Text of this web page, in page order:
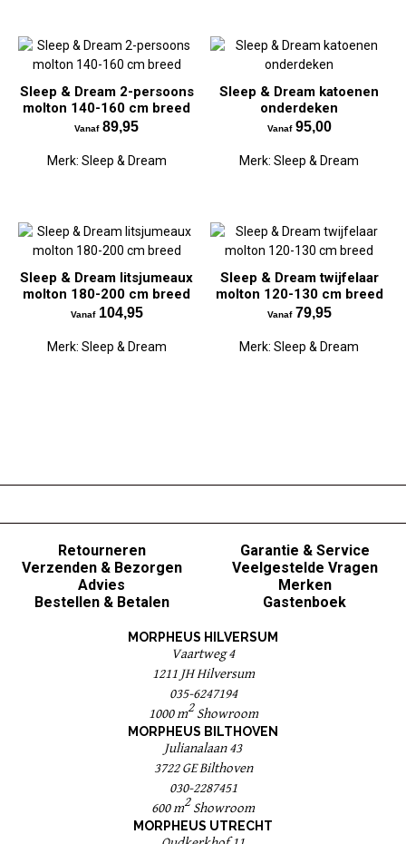
Sleep & Dream 2-persoons
molton 140-160 cm breed
Vanaf89,95
Merk: Sleep & Dream
Sleep & Dream katoenen
onderdeken
Vanaf95,00
Merk:Sleep & Dream
Sleep & Dream litsjumeaux
molton 180-200 cm breed
Vanaf104,95
Merk: Sleep & Dream
Sleep & Dream twijfelaar
molton 120-130 cm breed
Vanaf79,95
Merk:Sleep & Dream
Retourneren
Verzenden & Bezorgen
Advies
Bestellen & Betalen
Garantie & Service
Veelgestelde Vragen
Merken
Gastenboek
MORPHEUS HILVERSUM
Vaartweg 4
1211 JH Hilversum
035-6247194
1000 m2Showroom
MORPHEUS BILTHOVEN
Julianalaan 43
3722 GE Bilthoven
030-2287451
600 m2 Showroom
MORPHEUS UTRECHT